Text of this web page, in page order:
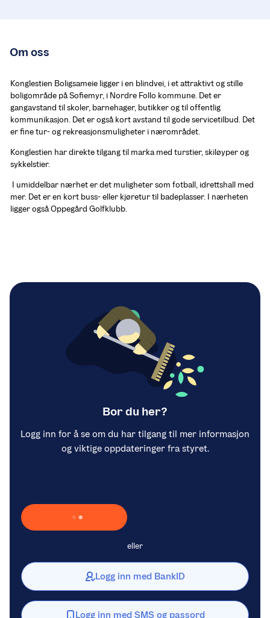
Om oss
Konglestien Boligsameie ligger i en blindvei, i et attraktivt og stille
boligområde på Sofiemyr, i Nordre Follo kommune. Det er
gangavstand til skoler, barnehager, butikker og til offentlig
kommunikasjon. Det er også kort avstand til gode servicetilbud. Det
er fine tur- og rekreasjonsmuligheter i nærområdet.
Konglestien har direkte tilgang til marka med turstier, skiløyper og
sykkelstier.
mer. Det er en kort buss- eller kjøretur til badeplasser. I nærheten
ligger også Oppegård Golfklubb.
Bor du her?
Logg inn for å se om du har tilgang til mer informasjon
og viktige oppdateringer fra styret.
Laster inn Vipps …
eller
Logg inn med BankID
Logg inn med SMS og passord